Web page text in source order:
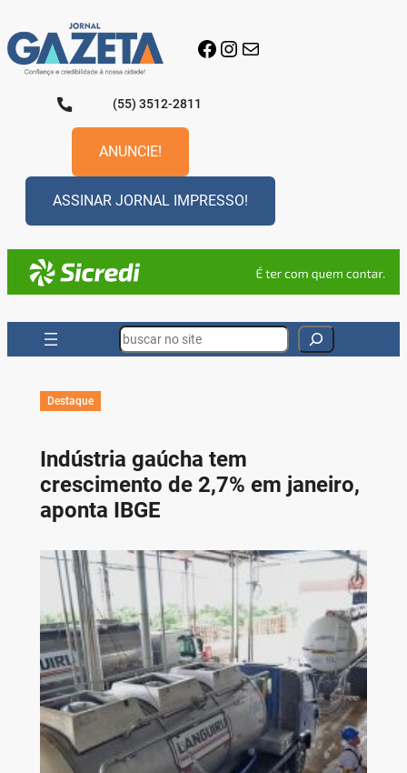
para
o
conteúdo
Facebook
Instagram
E-mail
(55) 3512-2811
ANUNCIE!
ASSINAR JORNAL IMPRESSO!
Search
Destaque
Indústria gaúcha tem
crescimento de 2,7% em janeiro,
aponta IBGE